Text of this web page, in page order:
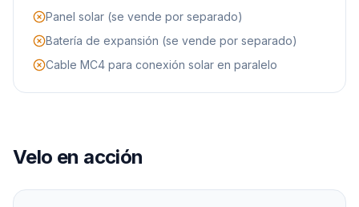
Panel solar (se vende por separado)
Batería de expansión (se vende por separado)
Cable MC4 para conexión solar en paralelo
Velo en acción